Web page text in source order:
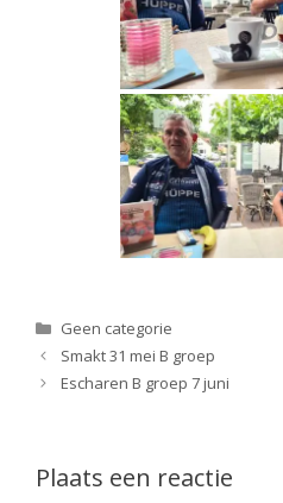
Categorieën
Geen categorie
Smakt 31 mei B groep
Escharen B groep 7 juni
Plaats een reactie